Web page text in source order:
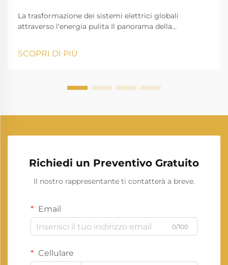
La trasformazione dei sistemi elettrici globali
attraverso l'energia pulita Il panorama della
trasformazione notevole, poiché le fonti di energia
rinnovabile stanno ridefinendo il modo in cui
SCOPRI DI PIÙ
Richiedi un Preventivo Gratuito
Il nostro rappresentante ti contatterà a breve.
Email
0/100
Cellulare